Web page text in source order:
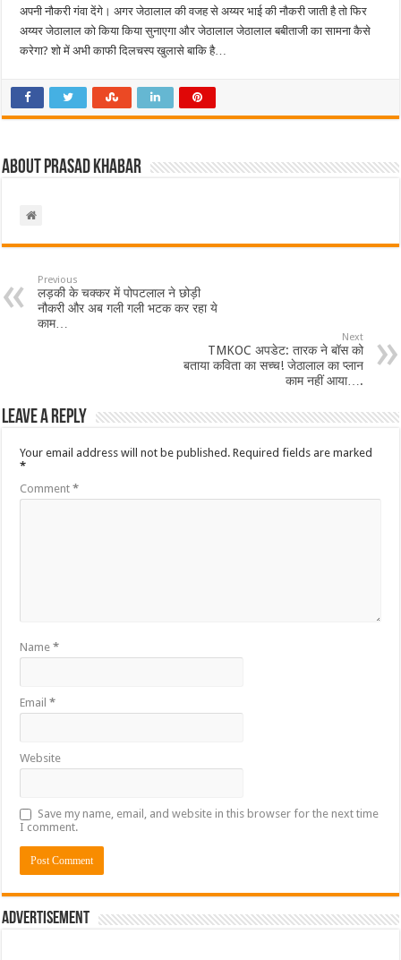
अपनी नौकरी गंवा देंगे। अगर जेठालाल की वजह से अय्यर भाई की नौकरी जाती है तो फिर
अय्यर जेठालाल को किया किया सुनाएगा और जेठालाल जेठालाल बबीताजी का सामना कैसे
करेगा? शो में अभी काफी दिलचस्प खुलासे बाकि है…
About Prasad Khabar
Previous
लड़की के चक्कर में पोपटलाल ने छोड़ी
नौकरी और अब गली गली भटक कर रहा ये
काम…
Next
TMKOC अपडेट: तारक ने बॉस को
बताया कविता का सच्च! जेठालाल का प्लान
काम नहीं आया….
Leave a Reply
Your email address will not be published. Required fields are marked
*
Comment*
Name*
Email*
Website
Save my name, email, and website in this browser for the next time
I comment.
Advertisement